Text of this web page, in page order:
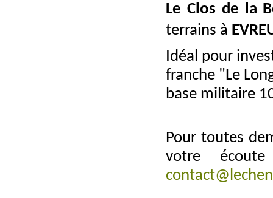
Le Clos de la
terrains à
Idéal pour
franche "Le
base militaire
Pour toutes
votre